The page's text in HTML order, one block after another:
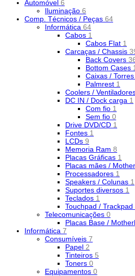
Automóvel 6
Iluminação 6
Comp. Técnicos / Peças 64
Informática 64
Cabos 1
Cabos Flat 1
Carcaças / Chassis
Back Covers
Bottom Cases 1
Caixas / Torres
Palmrest 1
Coolers /
DC IN / Dock carga 1
Com fio 1
Sem fio 0
Drive DVD/CD 1
Fontes 1
LCDs 9
Memoria Ram 8
Placas Gráficas 1
Placas mães /
Processadores 1
Speakers / Colunas 1
Suportes diversos 1
Teclados 1
Touchpad / Trackpad
Telecomunicações 0
Placas Base /
Informática 7
Consumíveis 7
Papel 2
Tinteiros 5
Toners 0
Equipamentos 0